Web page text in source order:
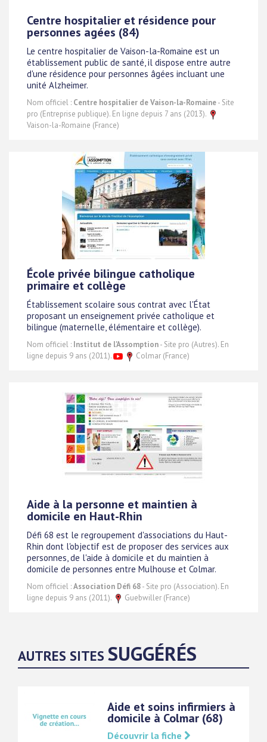
Centre hospitalier et résidence pour
personnes agées (84)
Le centre hospitalier de Vaison-la-Romaine est un
établissement public de santé, il dispose entre autre
d'une résidence pour personnes âgées incluant une
unité Alzheimer.
Nom officiel : Centre hospitalier de Vaison-la-Romaine- Site
pro (Entreprise publique). En ligne depuis 7 ans (2013).
Vaison-la-Romaine (France)
École privée bilingue catholique
primaire et collège
Établissement scolaire sous contrat avec l'État
proposant un enseignement privée catholique et
bilingue (maternelle, élémentaire et collège).
Nom officiel : Institut de l'Assomption- Site pro (Autres). En
ligne depuis 9 ans (2011).
Colmar (France)
Aide à la personne et maintien à
domicile en Haut-Rhin
Défi 68 est le regroupement d'associations du Haut-
Rhin dont l'objectif est de proposer des services aux
personnes, de l'aide à domicile et du maintien à
domicile de personnes entre Mulhouse et Colmar.
Nom officiel :Association Défi 68- Site pro (Association). En
ligne depuis 9 ans (2011).
Guebwiller (France)
AUTRES SITES SUGGÉRÉS
Aide et soins infirmiers à
domicile à Colmar (68)
Découvrir la fiche